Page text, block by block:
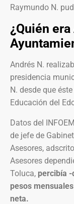
Raymundo N.
¿Quién
Andrés N.
presidencia
N. desde que
Educación del
Datos del
de jefe de
Asesores,
Asesores
Toluca, percibía
pesos
neta.